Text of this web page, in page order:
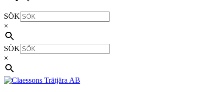
SÖK
×
SÖK
×